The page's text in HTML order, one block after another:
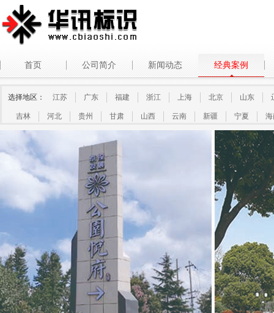
首页 公司简介 新闻动态 经典案例
选择地区： 江苏 广东 福建 浙江 上海 北京 山东
吉林 河北 贵州 甘肃 山西 云南 新疆 宁夏